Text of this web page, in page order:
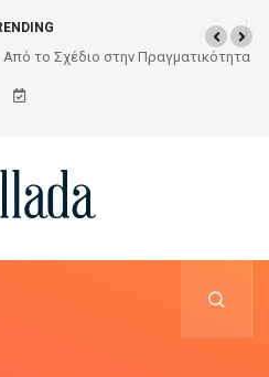
Πραγματικότητα